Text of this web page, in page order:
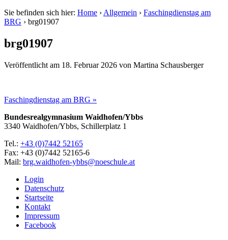
Sie befinden sich hier: Home › Allgemein › Faschingdienstag am
BRG › brg01907
brg01907
Veröffentlicht am 18. Februar 2026 von Martina Schausberger
Faschingdienstag am BRG »
Bundesrealgymnasium Waidhofen/Ybbs
3340 Waidhofen/Ybbs, Schillerplatz 1
Tel.: +43 (0)7442 52165
Fax: +43 (0)7442 52165-6
Mail: brg.waidhofen-ybbs@noeschule.at
Login
Datenschutz
Startseite
Kontakt
Impressum
Facebook